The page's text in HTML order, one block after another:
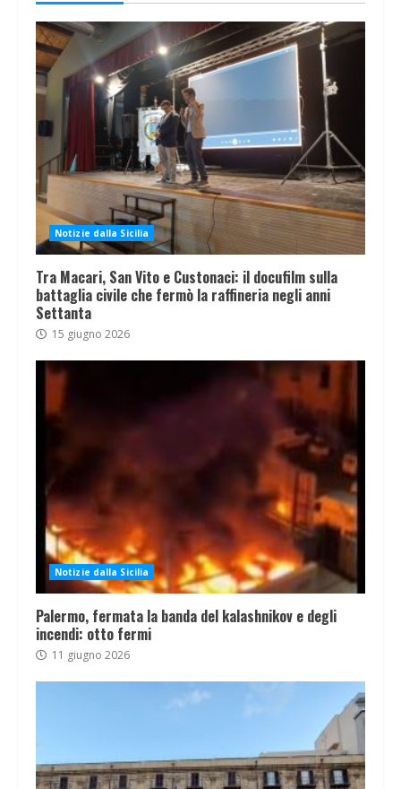
Notizie dalla Sicilia
Tra Macari, San Vito e Custonaci: il docufilm sulla
battaglia civile che fermò la raffineria negli anni
Settanta
15 giugno 2026
Notizie dalla Sicilia
Palermo, fermata la banda del kalashnikov e degli
incendi: otto fermi
11 giugno 2026